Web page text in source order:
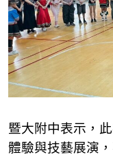
暨大附中表示，
體驗與技藝展演